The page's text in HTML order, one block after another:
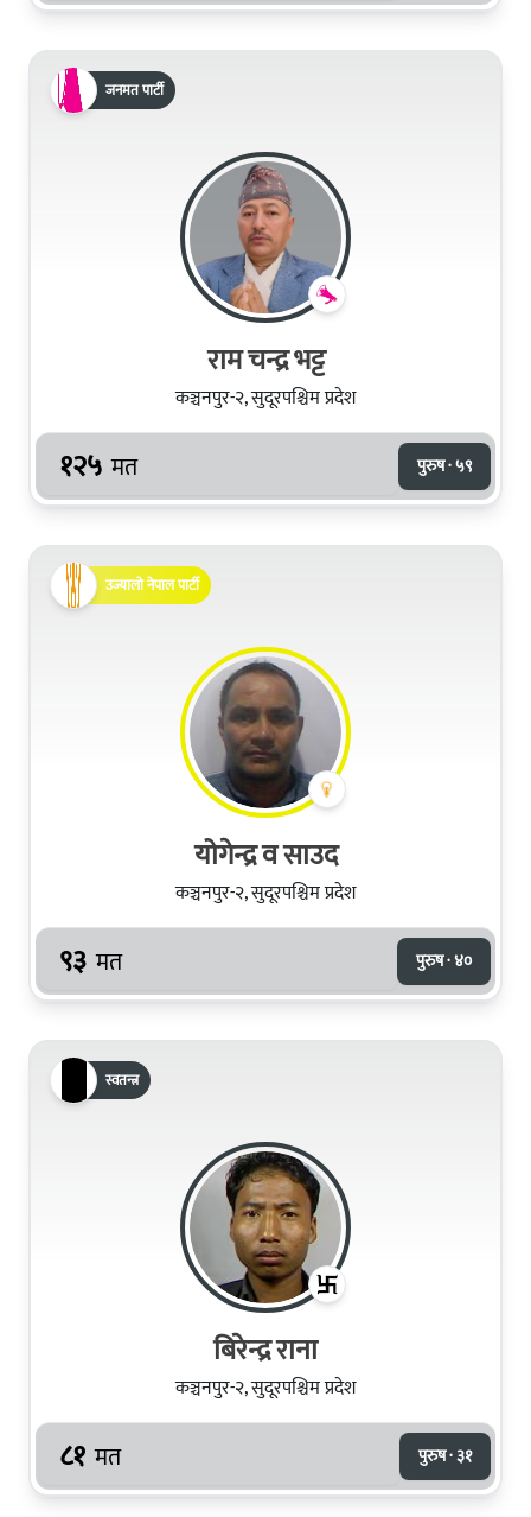
जनमत पार्टी
राम चन्द्र भट्ट
कञ्चनपुर-२, सुदूरपश्चिम प्रदेश
१२५ मत पुरुष · ५९
उज्यालो नेपाल पार्टी
योगेन्द्र व साउद
कञ्चनपुर-२, सुदूरपश्चिम प्रदेश
९३ मत पुरुष · ४०
स्वतन्त्र
बिरेन्द्र राना
कञ्चनपुर-२, सुदूरपश्चिम प्रदेश
८१ मत पुरुष · ३१